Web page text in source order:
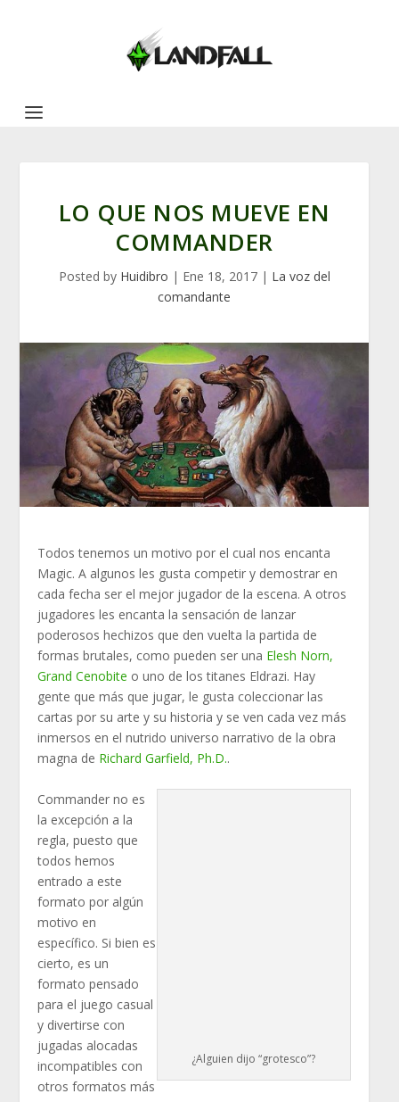
LO QUE NOS MUEVE EN
COMMANDER
Posted by Huidibro | Ene 18, 2017| La voz del
comandante
Todos tenemos un motivo por el cual nos encanta
Magic. A algunos les gusta competir y demostrar en
cada fecha ser el mejor jugador de la escena. A otros
jugadores les encanta la sensación de lanzar
poderosos hechizos que den vuelta la partida de
formas brutales, como pueden ser una Elesh Norn,
Grand Cenobite o uno de los titanes Eldrazi. Hay
gente que más que jugar, le gusta coleccionar las
cartas por su arte y su historia y se ven cada vez más
inmersos en el nutrido universo narrativo de la obra
magna de Richard Garfield, Ph.D..
¿Alguien dijo “grotesco”?
Commander no es
la excepción a la
regla, puesto que
todos hemos
entrado a este
formato por algún
motivo en
específico. Si bien es
cierto, es un
formato pensado
para el juego casual
y divertirse con
jugadas alocadas
incompatibles con
otros formatos más